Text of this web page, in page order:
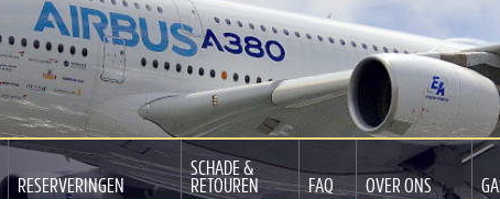
RESERVERINGEN
SCHADE &
RETOUREN FAQ OVER ONS